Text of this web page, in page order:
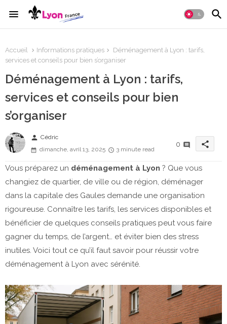
Accueil Informations pratiques
Déménagement à Lyon : tarifs,
services et conseils pour bien s’organiser
Déménagement à Lyon : tarifs,
services et conseils pour bien
s’organiser
person Cédric
dimanche, avril 13, 2025
3 minute read
0 share
Vous préparez un déménagement à Lyon ? Que vous
changiez de quartier, de ville ou de région, déménager
dans la capitale des Gaules demande une organisation
rigoureuse. Connaître les tarifs, les services disponibles et
bénéficier de quelques conseils pratiques peut vous faire
gagner du temps, de l’argent… et éviter bien des stress
inutiles. Voici tout ce qu’il faut savoir pour réussir votre
déménagement à Lyon avec sérénité.